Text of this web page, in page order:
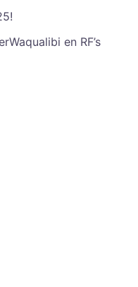
en RF’s